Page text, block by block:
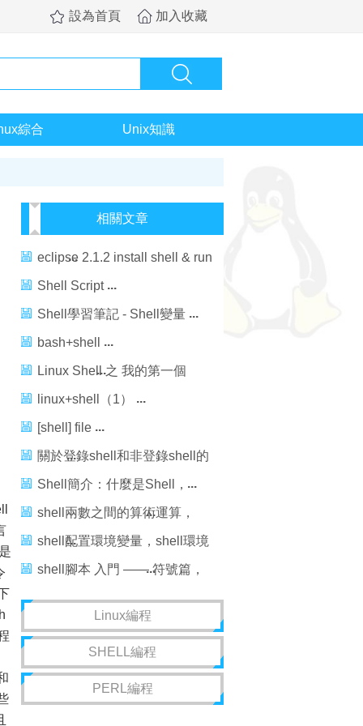
設為首頁 加入收藏
綜合 Unix知識
相關文章
eclipse 2.1.2 install shell & run
shell
Shell Script
Shell學習筆記 - Shell變量
bash+shell
Linux Shell 之 我的第一個
Shell程序
linux+shell（1）
[shell] file
關於登錄shell和非登錄shell的
區別
Shell簡介：什麼是Shell，
Shell命令的兩種執行方式
shell兩數之間的算術運算，
shell兩數算術運算
shell配置環境變量，shell環境
變量
shell腳本 入門 —— 符號篇，
shell腳本入門符號
Linux編程
SHELL編程
PERL編程